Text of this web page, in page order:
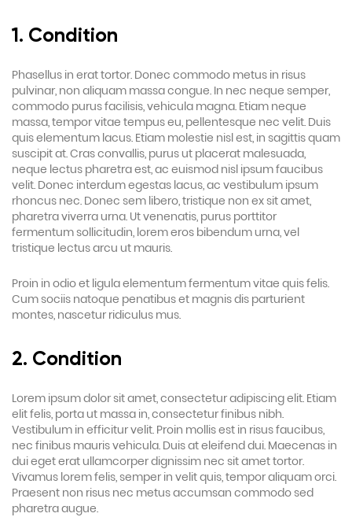
1. Condition
Phasellus in erat tortor. Donec commodo metus in risus
pulvinar, non aliquam massa congue. In nec neque semper,
commodo purus facilisis, vehicula magna. Etiam neque
massa, tempor vitae tempus eu, pellentesque nec velit. Duis
quis elementum lacus. Etiam molestie nisl est, in sagittis quam
suscipit at. Cras convallis, purus ut placerat malesuada,
neque lectus pharetra est, ac euismod nisl ipsum faucibus
velit. Donec interdum egestas lacus, ac vestibulum ipsum
rhoncus nec. Donec sem libero, tristique non ex sit amet,
pharetra viverra urna. Ut venenatis, purus porttitor
fermentum sollicitudin, lorem eros bibendum urna, vel
tristique lectus arcu ut mauris.
Proin in odio et ligula elementum fermentum vitae quis felis.
Cum sociis natoque penatibus et magnis dis parturient
montes, nascetur ridiculus mus.
2. Condition
Lorem ipsum dolor sit amet, consectetur adipiscing elit. Etiam
elit felis, porta ut massa in, consectetur finibus nibh.
Vestibulum in efficitur velit. Proin mollis est in risus faucibus,
nec finibus mauris vehicula. Duis at eleifend dui. Maecenas in
dui eget erat ullamcorper dignissim nec sit amet tortor.
Vivamus lorem felis, semper in velit quis, tempor aliquam orci.
Praesent non risus nec metus accumsan commodo sed
pharetra augue.